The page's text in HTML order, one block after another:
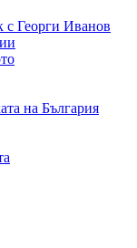
с Георги Иванов
на България